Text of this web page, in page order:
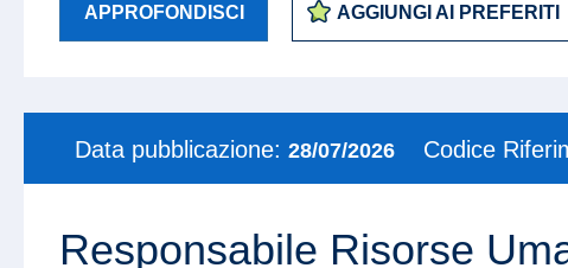
APPROFONDISCI AGGIUNGI AI PREFERITI
Data pubblicazione:28/07/2026 Codice
Responsabile Risorse